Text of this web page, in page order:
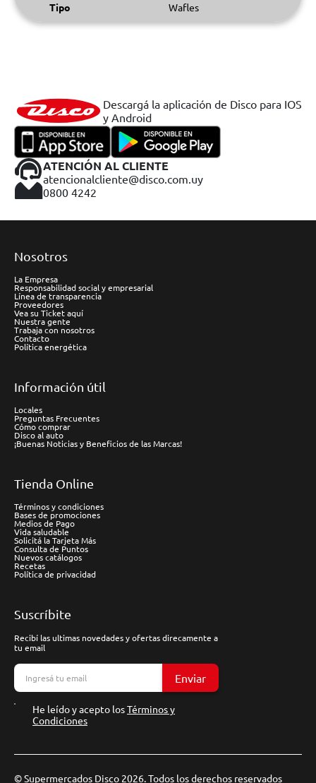
Tipo Wafles
Descargá la aplicación de Disco para IOS
y Android
ATENCIÓN AL CLIENTE
atencionalcliente@disco.com.uy
0800 4242
Nosotros
La Empresa
Responsabilidad social y empresarial
Línea de transparencia
Proveedores
Vea su Ticket aquí
Nuestra gente
Trabaja con nosotros
Contacto
Política energética
Información útil
Locales
Preguntas Frecuentes
Cómo comprar
Disco al auto
¡Buenas Noticias y Beneficios de las Marcas!
Tienda Online
Términos y condiciones
Bases de promociones
Medios de Pago
Vida saludable
Solicitá la Tarjeta Más
Consulta de Puntos
Nuevos catálogos
Recetas
Política de privacidad
Suscríbite
Recibí las ultimas novedades y ofertas direcamente a
tu email
Enviar
He leído y acepto losTérminos y
Condiciones
© Supermercados Disco 2026. Todos los derechos reservados